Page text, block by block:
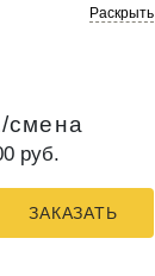
Раскрыть
смена
руб.
ЗАКАЗАТЬ